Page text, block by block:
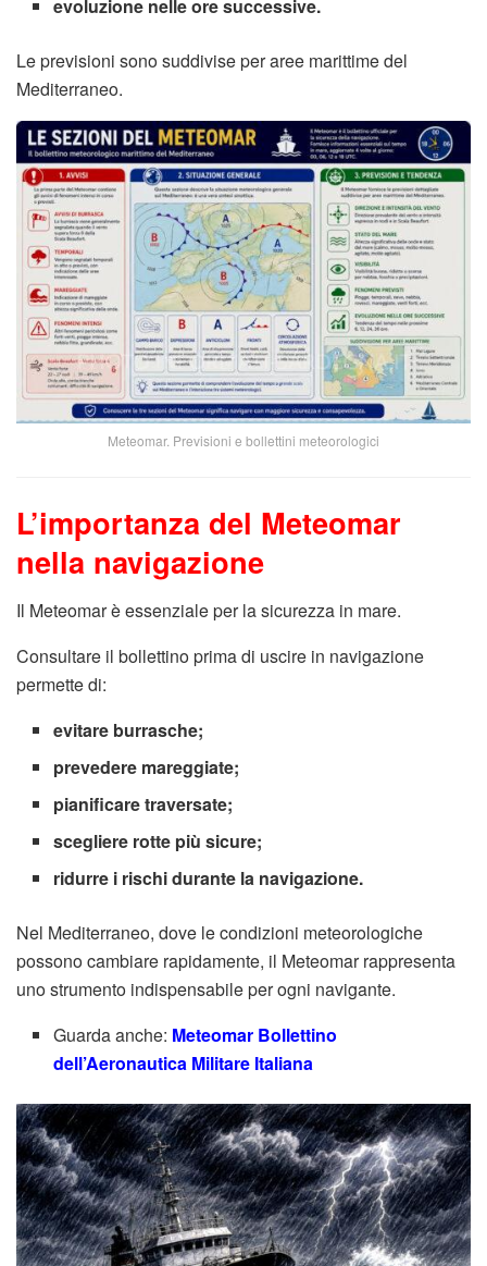
evoluzione nelle ore successive.
Le previsioni sono suddivise per aree marittime del
Mediterraneo.
Meteomar. Previsioni e bollettini meteorologici
L’importanza del Meteomar
nella navigazione
Il Meteomar è essenziale per la sicurezza in mare.
Consultare il bollettino prima di uscire in navigazione
permette di:
evitare burrasche;
prevedere mareggiate;
pianificare traversate;
scegliere rotte più sicure;
ridurre i rischi durante la navigazione.
Nel Mediterraneo, dove le condizioni meteorologiche
possono cambiare rapidamente, il Meteomar rappresenta
uno strumento indispensabile per ogni navigante.
Guarda anche: Meteomar Bollettino
dell’Aeronautica Militare Italiana